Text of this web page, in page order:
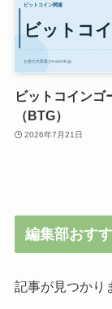
ビットコインゴ
（BTG）
2026年7月21日
編集部おす
記事が見つかり